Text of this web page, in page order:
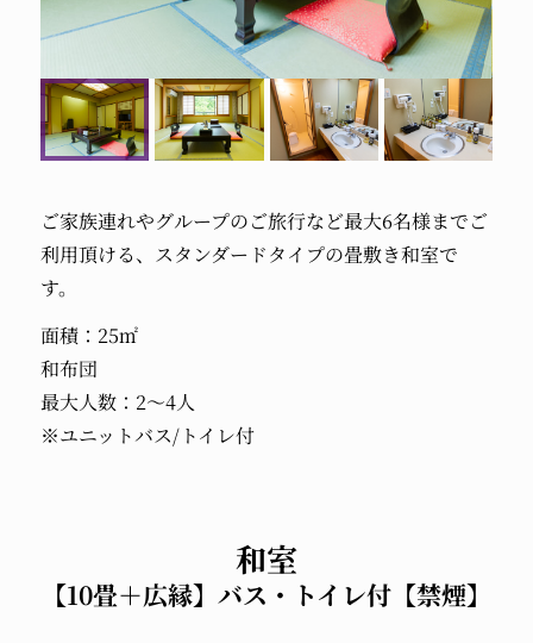
ご家族連れやグループのご旅行など最大6名様までご
利用頂ける、スタンダードタイプの畳敷き和室で
す。
面積：25㎡
和布団
最大人数：2～4人
※ユニットバス/トイレ付
和室
【10畳＋広縁】バス・トイレ付【禁煙】